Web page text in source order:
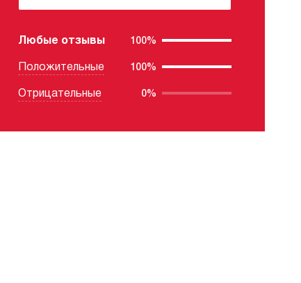
Любые отзывы 100%
Положительные 100%
Отрицательные 0%